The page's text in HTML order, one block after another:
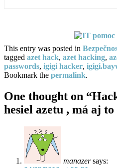
This entry was posted in
tagged azet hack, azet hacking,
passwords, igigi hacker,
Bookmark the permalink.
One thought on “
hesiel azetu , má aj to
manazer says: